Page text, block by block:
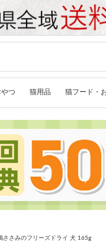
つ 猫用品 猫フード・
ささみのフリーズドライ 犬 165g